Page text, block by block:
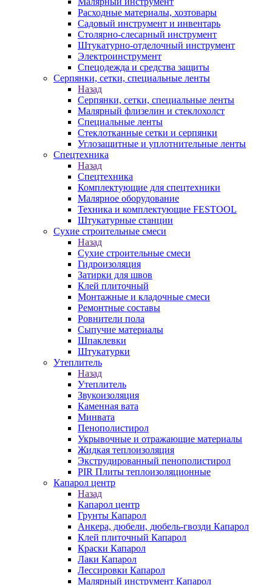
Расходные материалы, хозтовары
Садовый инструмент и инвентарь
Столярно-слесарный инструмент
Штукатурно-отделочный инструмент
Электроинструмент
Спецодежда и средства защиты
Серпянки, сетки, специальные ленты
Назад
Серпянки, сетки, специальные ленты
Малярный флизелин и стеклохолст
Специальные ленты
Стеклотканные сетки и серпянки
Углозащитные и уплотнительные ленты
Спецтехника
Назад
Спецтехника
Комплектующие для спецтехники
Малярное оборудование
Техника и комплектующие FESTOOL
Штукатурные станции
Сухие строительные смеси
Назад
Сухие строительные смеси
Гидроизоляция
Затирки для швов
Клей плиточный
Монтажные и кладочные смеси
Ремонтные составы
Ровнители пола
Сыпучие материалы
Шпаклевки
Штукатурки
Утеплитель
Назад
Утеплитель
Звукоизоляция
Каменная вата
Минвата
Пенополистирол
Укрывочные и отражающие материалы
Жидкая теплоизоляция
Экструдированный пенополистирол
PIR Плиты теплоизоляционные
Капарол центр
Назад
Капарол центр
Грунты Капарол
Анкера, дюбели, дюбель-гвозди Капарол
Клей плиточный Капарол
Краски Капарол
Лаки Капарол
Лессировки Капарол
Малярный инструмент Капарол